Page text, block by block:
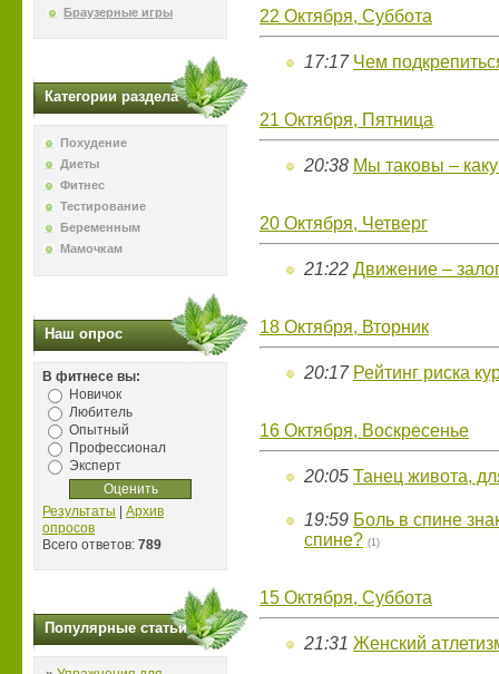
Браузерные игры
Категории раздела
Похудение
Диеты
Фитнес
Тестирование
Беременным
Мамочкам
Наш опрос
В фитнесе вы:
Новичок
Любитель
Опытный
Профессионал
Эксперт
Результаты
Архив
опросов
Всего ответов: 789
Популярные статьи
22 Октября, Суббота
17:17 Чем
21 Октября, Пятница
20:38 Мы таковы –
20 Октября, Четверг
21:22 Движение –
18 Октября, Вторник
20:17 Рейтинг риска
16 Октября, Воскресенье
20:05 Танец живота,
19:59 Боль в спине
спине? (1)
15 Октября, Суббота
21:31 Женский